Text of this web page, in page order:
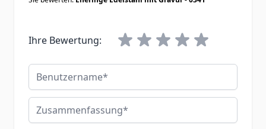
Ihre Bewertung:
Benutzername
Zusammenfassung